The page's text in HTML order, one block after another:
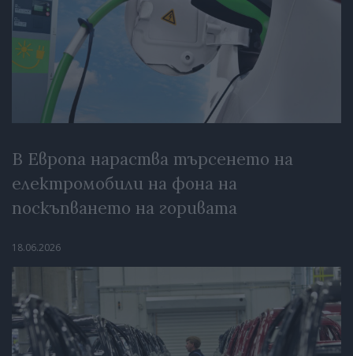
В Европа нараства търсенето на
електромобили на фона на
поскъпването на горивата
18.06.2026